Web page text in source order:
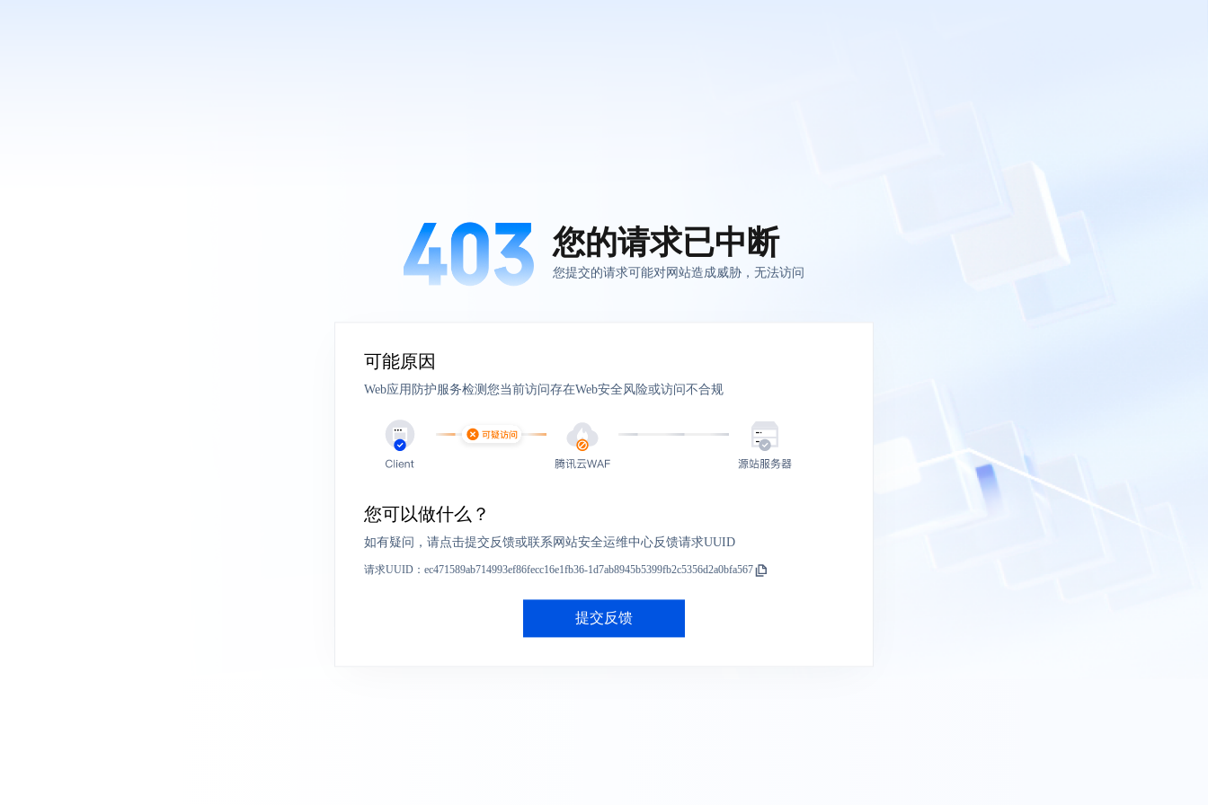
您的请求已中断
您提交的请求可能对网站造成威胁，无法访问
可能原因
Web应用防护服务检测您当前访问存在Web安全风险或访问不合规
您可以做什么？
如有疑问，请点击提交反馈或联系网站安全运维中心反馈请求UUID
请求UUID： ec471589ab714993ef86fecc16e1fb36-1d7ab8945b5399fb2c5356d2a0bfa567
提交反馈